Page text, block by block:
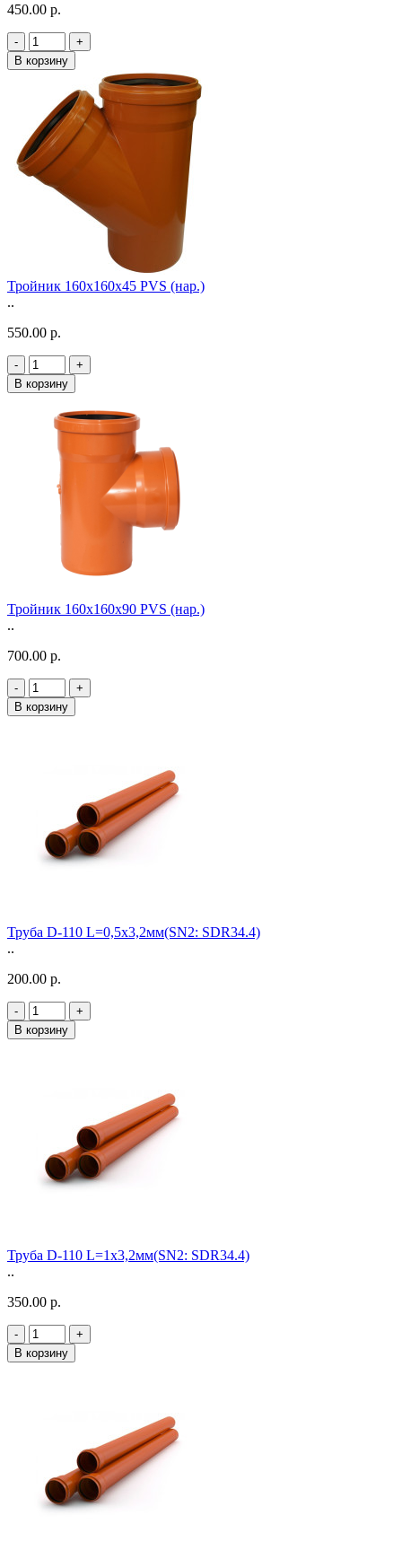
450.00 р.
-
+
В корзину
Тройник 160х160х45 PVS (нар.)
..
550.00 р.
-
+
В корзину
Тройник 160х160х90 PVS (нар.)
..
700.00 р.
-
+
В корзину
Труба D-110 L=0,5х3,2мм(SN2: SDR34.4)
..
200.00 р.
-
+
В корзину
Труба D-110 L=1х3,2мм(SN2: SDR34.4)
..
350.00 р.
-
+
В корзину